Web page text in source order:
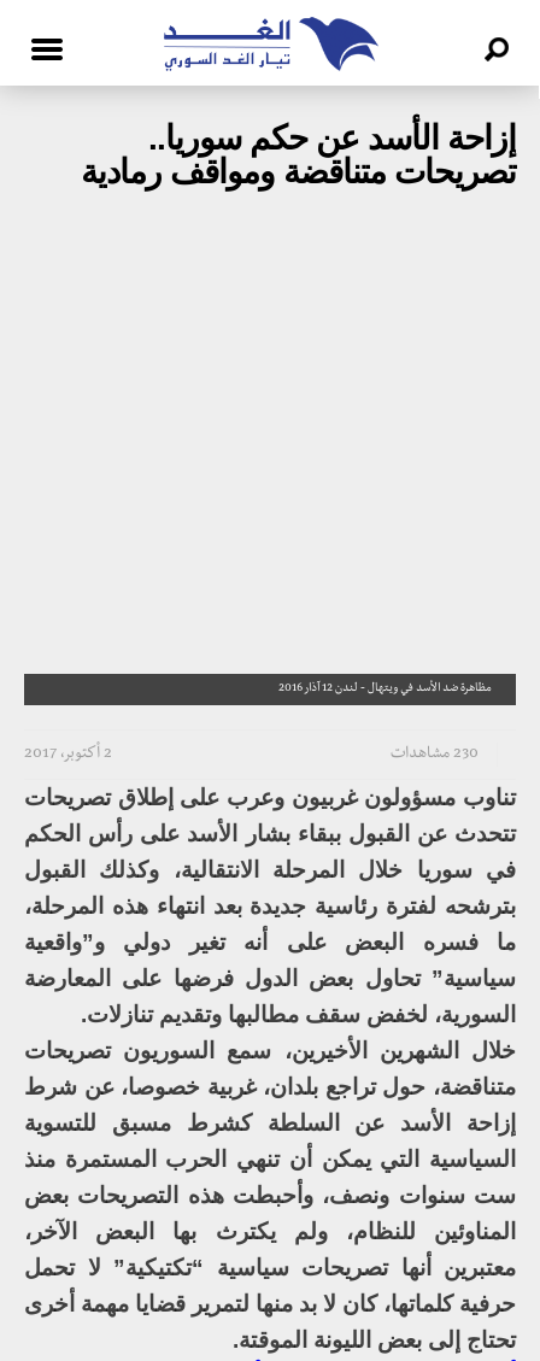
إزاحة الأسد عن حكم سوريا..
تصريحات متناقضة ومواقف رمادية
مظاهرة ضد الأسد في ويتهال - لندن 12 آذار 2016
2 أكتوبر، 2017 230 مشاهدات
تناوب مسؤولون غربيون وعرب على إطلاق تصريحات
تتحدث عن القبول ببقاء بشار الأسد على رأس الحكم
في سوريا خلال المرحلة الانتقالية، وكذلك القبول
بترشحه لفترة رئاسية جديدة بعد انتهاء هذه المرحلة،
ما فسره البعض على أنه تغير دولي و”واقعية
سياسية” تحاول بعض الدول فرضها على المعارضة
السورية، لخفض سقف مطالبها وتقديم تنازلات.
خلال الشهرين الأخيرين، سمع السوريون تصريحات
متناقضة، حول تراجع بلدان، غربية خصوصا، عن شرط
إزاحة الأسد عن السلطة كشرط مسبق للتسوية
السياسية التي يمكن أن تنهي الحرب المستمرة منذ
ست سنوات ونصف، وأحبطت هذه التصريحات بعض
المناوئين للنظام، ولم يكترث بها البعض الآخر،
معتبرين أنها تصريحات سياسية “تكتيكية” لا تحمل
حرفية كلماتها، كان لا بد منها لتمرير قضايا مهمة أخرى
تحتاج إلى بعض الليونة الموقتة.